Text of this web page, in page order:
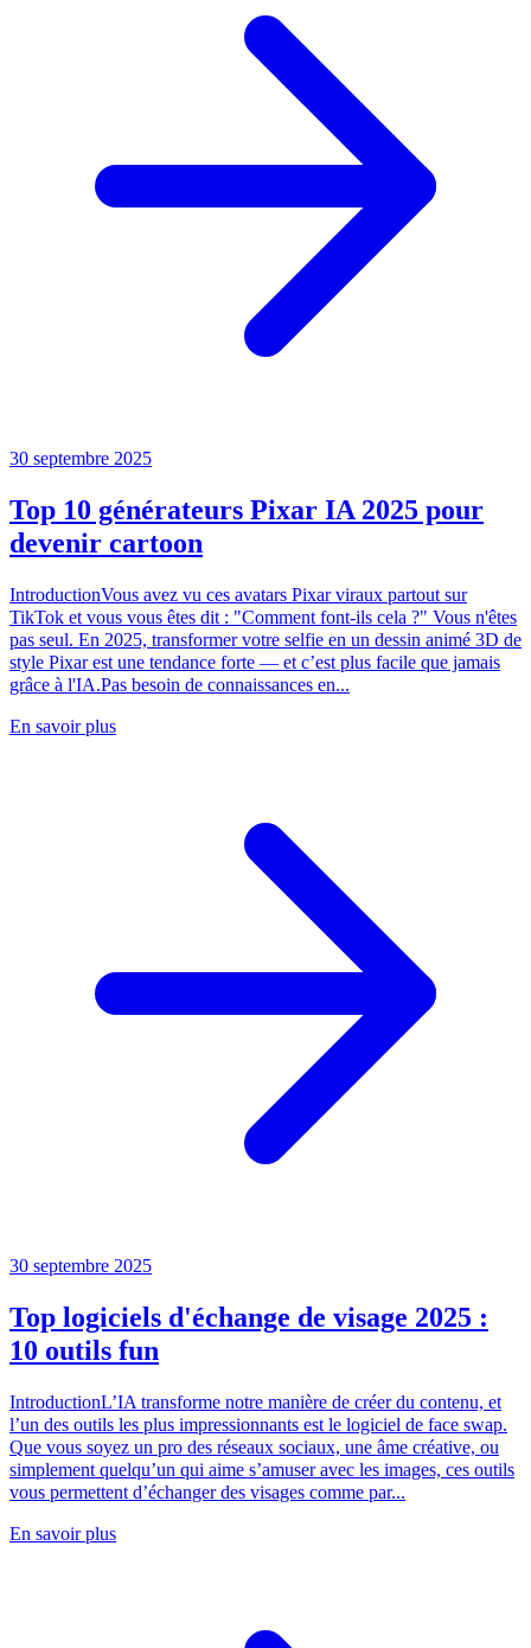
30 septembre 2025
Top 10 générateurs Pixar IA 2025 pour
devenir cartoon
IntroductionVous avez vu ces avatars Pixar viraux partout sur
TikTok et vous vous êtes dit : "Comment font-ils cela ?" Vous n'êtes
pas seul. En 2025, transformer votre selfie en un dessin animé 3D de
style Pixar est une tendance forte — et c’est plus facile que jamais
grâce à l'IA.Pas besoin de connaissances en...
En savoir plus
30 septembre 2025
Top logiciels d'échange de visage 2025 :
10 outils fun
IntroductionL’IA transforme notre manière de créer du contenu, et
l’un des outils les plus impressionnants est le logiciel de face swap.
Que vous soyez un pro des réseaux sociaux, une âme créative, ou
simplement quelqu’un qui aime s’amuser avec les images, ces outils
vous permettent d’échanger des visages comme par...
En savoir plus